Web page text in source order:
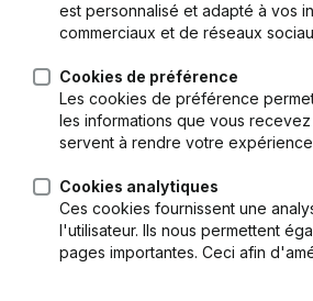
Publication
28-10-2009 Rubrique
est personnalisé et adapté à vos
commerciaux et de réseaux
Cookies de préférence
Les cookies de préférence
les informations que vous
servent à rendre votre
Cookies analytiques
Ces cookies fournissent une
l'utilisateur. Ils nous permettent
pages importantes. Ceci afin